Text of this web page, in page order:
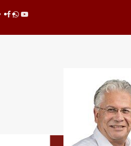
al
Facebook
whatsapp
youtube